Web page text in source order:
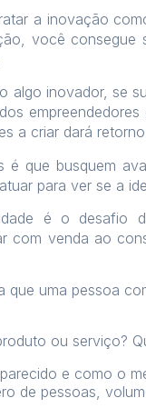
a inovação
você consegue
algo inovador, se
a criar dará
é que busquem
para ver se a
é o desafio
com venda ao
que uma pessoa
ou serviço?
e como o
de pessoas,